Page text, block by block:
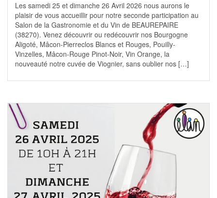
Les samedi 25 et dimanche 26 Avril 2026 nous aurons le
plaisir de vous accueillir pour notre seconde participation au
Salon de la Gastronomie et du Vin de BEAUREPAIRE
(38270). Venez découvrir ou redécouvrir nos Bourgogne
Aligoté, Mâcon-Pierreclos Blancs et Rouges, Pouilly-
Vinzelles, Mâcon-Rouge Pinot-Noir, Vin Orange, la
nouveauté notre cuvée de Viognier, sans oublier nos […]